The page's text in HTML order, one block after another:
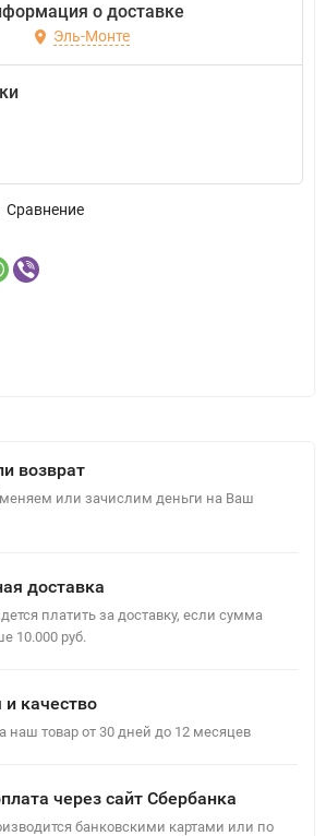
о доставке
Эль-Монте
Сравнение
возврат
или зачислим деньги на Ваш
доставка
платить за доставку, если сумма
10.000 руб.
и качество
наш товар от 30 дней до 12 месяцев
через сайт Сбербанка
банковскими картами или по